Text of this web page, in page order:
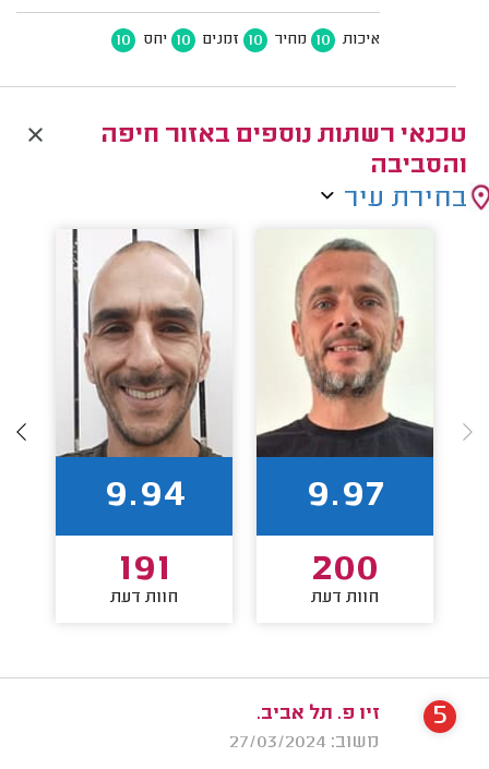
איכות 10 מחיר 10 זמנים 10 יחס 10
טכנאי רשתות נוספים באזור חיפה
והסביבה
בחירת עיר
9.97
200
חוות דעת
9.94
191
חוות דעת
זיו פ. תל אביב.
משוב: 27/03/2024
5